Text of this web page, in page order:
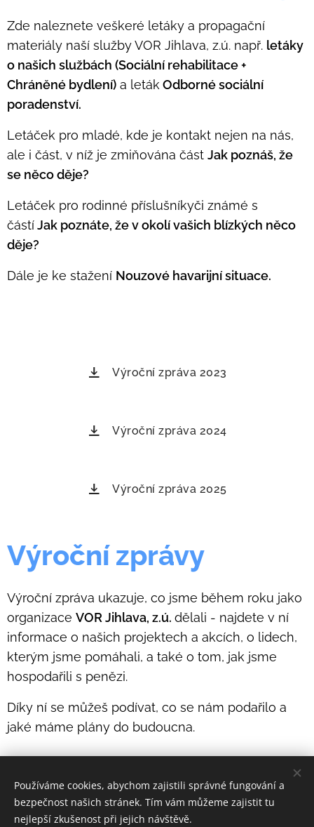
Zde naleznete veškeré letáky a propagační
materiály naší služby VOR Jihlava, z.ú. např. letáky
o našich službách (Sociální rehabilitace +
Chráněné bydlení) a leták Odborné sociální
poradenství.
Letáček pro mladé, kde je kontakt nejen na nás,
ale i část, v níž je zmiňována část Jak poznáš, že
se něco děje?
Letáček pro rodinné příslušníkyči známé s
částíJak poznáte, že v okolí vašich blízkých něco
děje?
Dále je ke stažení Nouzové havarijní situace.
Výroční zpráva 2023
Výroční zpráva 2024
Výroční zpráva 2025
Výroční zprávy
Výroční zpráva ukazuje, co jsme během roku jako
organizace VOR Jihlava, z.ú. dělali - najdete v ní
informace o našich projektech a akcích, o lidech,
kterým jsme pomáhali, a také o tom, jak jsme
hospodařili s penězi.
Díky ní se můžeš podívat, co se nám podařilo a
jaké máme plány do budoucna.
© 2026 VOR Jihlava, z.ú.
Používáme cookies, abychom zajistili správné fungování a
bezpečnost našich stránek. Tím vám můžeme zajistit tu
nejlepší zkušenost při jejich návštěvě.